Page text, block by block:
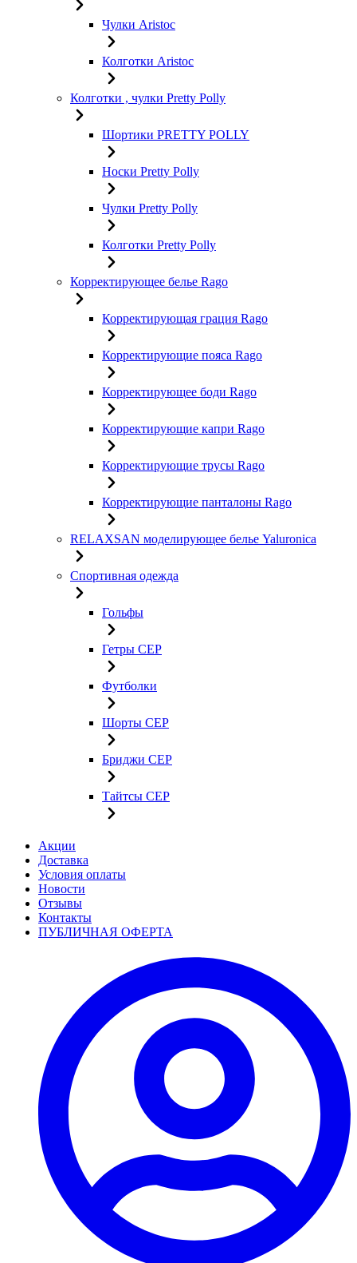
Чулки Aristoc
Колготки Aristoc
Колготки , чулки Pretty Polly
Шортики PRETTY POLLY
Носки Pretty Polly
Чулки Pretty Polly
Колготки Pretty Polly
Корректирующее белье Rago
Корректирующая грация Rago
Корректирующие пояса Rago
Корректирующее боди Rago
Корректирующие капри Rago
Корректирующие трусы Rago
Корректирующие панталоны Rago
RELAXSAN моделирующее белье Yaluroniсa
Спортивная одежда
Гольфы
Гетры CEP
Футболки
Шорты CEP
Бриджи CEP
Тайтсы CEP
Акции
Доставка
Условия оплаты
Новости
Отзывы
Контакты
ПУБЛИЧНАЯ ОФЕРТА